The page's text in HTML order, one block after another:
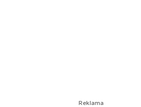
Reklama